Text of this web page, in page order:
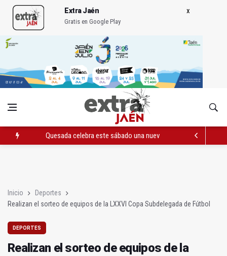
Extra Jaén
Gratis en Google Play
Quesada celebra este sábado una nueva jornada de Orgullo
Inicio
Deportes
Realizan el sorteo de equipos de la LXXVI Copa Subdelegada de Fútbol
DEPORTES
Realizan el sorteo de equipos de la